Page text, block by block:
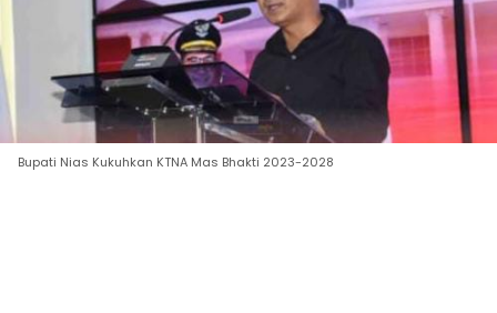
Bupati Nias Kukuhkan KTNA Mas Bhakti 2023-2028